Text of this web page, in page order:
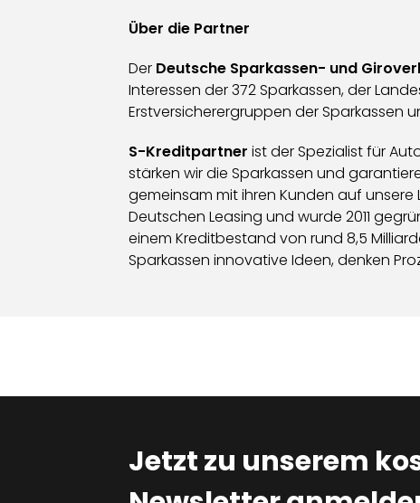
Über die Partner
Der Deutsche Sparkassen- und
Interessen der 372 Sparkassen, der
Erstversicherergruppen der Sparkassen
S-Kreditpartner ist der Spezialist für
stärken wir die Sparkassen und
gemeinsam mit ihren Kunden auf
Deutschen Leasing und wurde 2011
einem Kreditbestand von rund 8,5
Sparkassen innovative Ideen, denken
Jetzt zu unserem